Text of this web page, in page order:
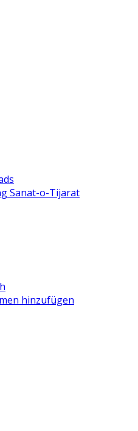
Sanat-o-Tijarat
hinzufügen